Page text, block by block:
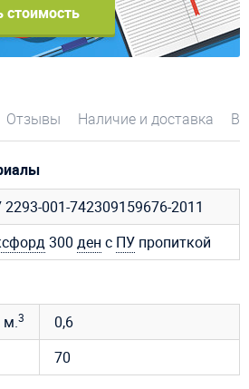
стоимость
Отзывы Наличие и доставка
2293-001-742309159676-2011
300 ден с ПУ пропиткой
м.3
0,6
70